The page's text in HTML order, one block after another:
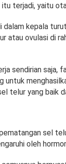
terjadi, yaitu
dalam kepala
atau ovulasi di
sendirian saja,
untuk
telur yang baik
sel
oleh